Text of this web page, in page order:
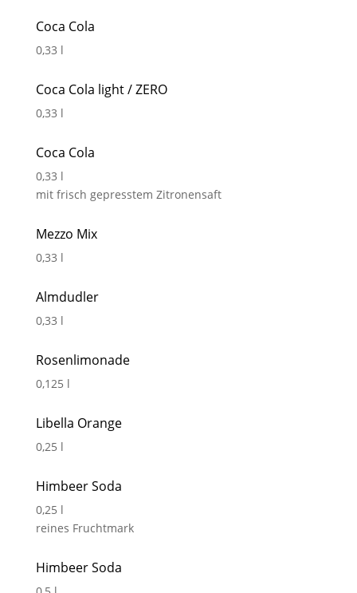
Coca Cola
0,33 l
Coca Cola light / ZERO
0,33 l
Coca Cola
0,33 l
mit frisch gepresstem Zitronensaft
Mezzo Mix
0,33 l
Almdudler
0,33 l
Rosenlimonade
0,125 l
Libella Orange
0,25 l
Himbeer Soda
0,25 l
reines Fruchtmark
Himbeer Soda